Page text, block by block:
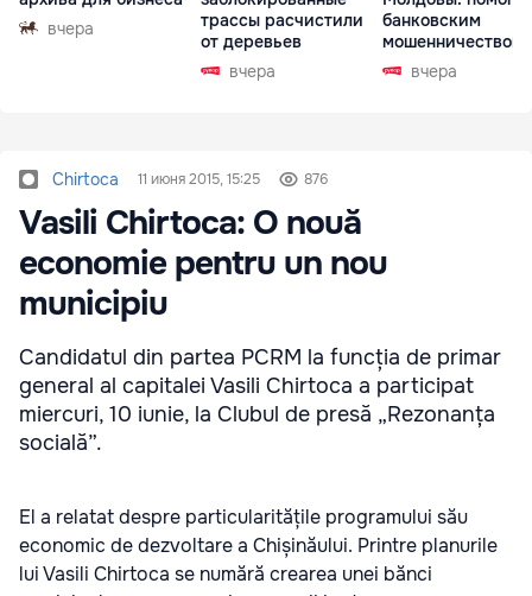
вчера
трассы расчистили
от деревьев
вчера
банковским
мошенничеством
Чехиивчера
Chirtoca 11 июня 2015, 15:25 876
Vasili Chirtoca: O nouă
economie pentru un nou
municipiu
Candidatul din partea PCRM la funcția de primar
general al capitalei Vasili Chirtoca a participat
miercuri, 10 iunie, la Clubul de presă „Rezonanța
socială”.
El a relatat despre particularitățile programului său
economic de dezvoltare a Chișinăului. Printre planurile
lui Vasili Chirtoca se numără crearea unei bănci